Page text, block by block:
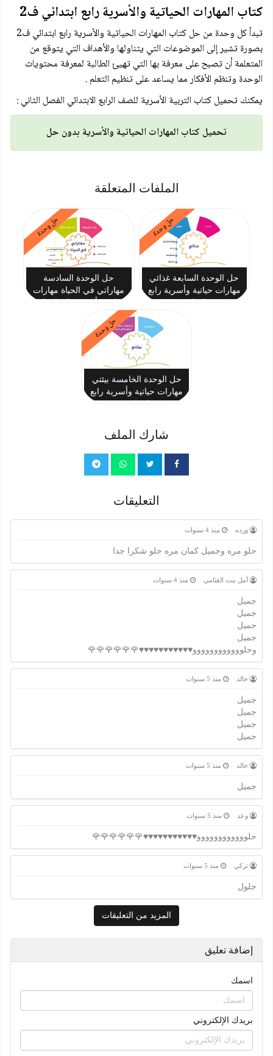
كتاب المهارات الحياتية والأسرية رابع ابتدائي ف2
تبدأ كل وحدة من حل كتاب المهارات الحياتية والأسرية رابع ابتدائي ف2
بصورة تشير إلى الموضوعات التي يتناولها والأهداف التي يتوقع من
المتعلمة أن تصبح على معرفة بها التي تهيئ الطالبة لمعرفة محتويات
الوحدة وتنظم الأفكار مما يساعد على تنظيم التعلم .
يمكنك تحميل كتاب التربية الأسرية للصف الرابع الابتدائي الفصل الثاني :
تحميل كتاب المهارات الحياتية والأسرية بدون حل
الملفات المتعلقة
حل وحدة
حل الوحدة السابعة غذائي
مهارات حياتية وأسرية رابع
حل وحدة
حل الوحدة السادسة
مهاراتي في الحياة مهارات
حل وحدة
حل الوحدة الخامسة بيئتي
مهارات حياتية وأسرية رابع
شارك الملف
التعليقات
ورده منذ 4 سنوات
حلو مره وجميل كمان مره حلو شكرا جدا
أمل بنت القثامي منذ 4 سنوات
جميل
جميل
جميل
جميل
وحلوووووووووووو♥️♥️♥️♥️♥️♥️♥️♥️♥️♥️♥️🌹🌹🌹🌹🌹🌹
خالد منذ 5 سنوات
جميل
جميل
جميل
جميل
خالد منذ 5 سنوات
جميل
وعد منذ 5 سنوات
حلوووووووووووو♥️♥️♥️♥️♥️♥️♥️♥️♥️♥️♥️🌹🌹🌹🌹🌹🌹
تركي منذ 5 سنوات
حلول
المزيد من التعليقات
إضافة تعليق
اسمك
بريدك الإلكتروني